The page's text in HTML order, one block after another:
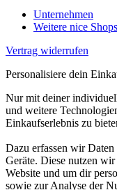
Unternehmen
Weitere nice Shops
Vertrag widerrufen
Personalisiere dein
Nur mit deiner
und weitere
Einkaufserlebnis zu
Dazu erfassen wir
Geräte. Diese nutzen
Website und um dir
sowie zur Analyse der